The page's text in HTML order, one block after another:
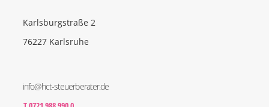
Karlsburgstraße 2
76227 Karlsruhe
info@hct-steuerberater.de